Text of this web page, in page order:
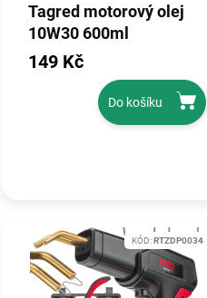
Tagred motorový olej
10W30 600ml
149 Kč
Do košíku
KÓD:RTZDP0034